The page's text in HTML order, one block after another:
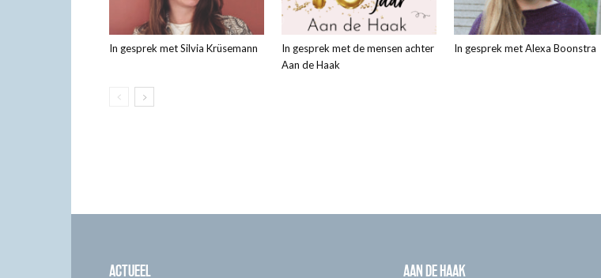
In gesprek met Silvia Krüsemann
In gesprek met de mensen achter
Aan de Haak
In gesprek met Alexa Boonstra
ACTUEEL AAN DE HAAK